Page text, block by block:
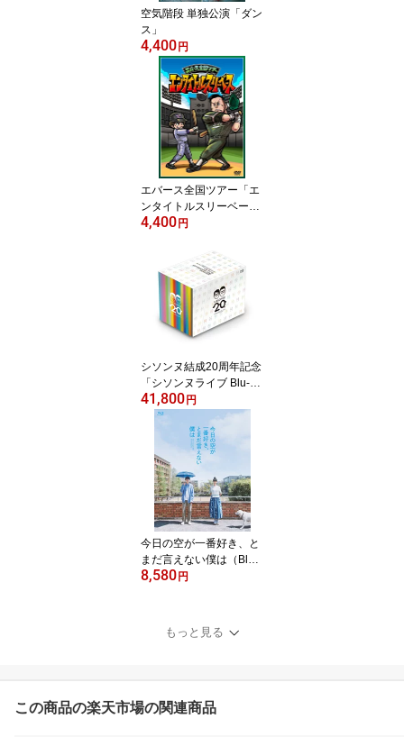
空気階段 単独公演「ダン
ス」
4,400円
エバース全国ツアー「エ
ンタイトルスリーベー
ス」(DVDのみ)【予約】
4,400円
シソンヌ結成20周年記念
「シソンヌライブ Blu-ra
y BOX」＜完全生産限定
版＞
41,800円
今日の空が一番好き、と
まだ言えない僕は（Blu-r
ay スペシャル・エディシ
8,580円
もっと見る
この商品の楽天市場の関連商品